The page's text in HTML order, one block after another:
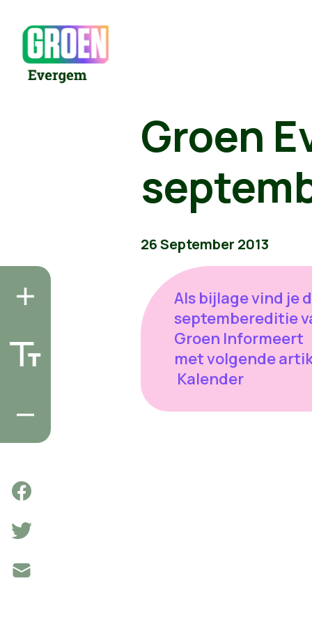
Groen
26 September 2013
Als bijlage vind je
septembereditie
Groen Informeert
met volgende
Kalender